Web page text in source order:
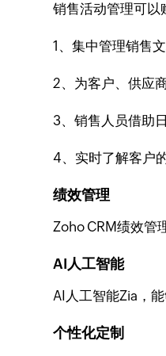
销售活动管理可以
1、集中管理销售文
2、为客户、供应
3、销售人员借助
4、实时了解客户
绩效管理
Zoho CRM绩效管
AI人工智能
AI人工智能Zia，
个性化定制